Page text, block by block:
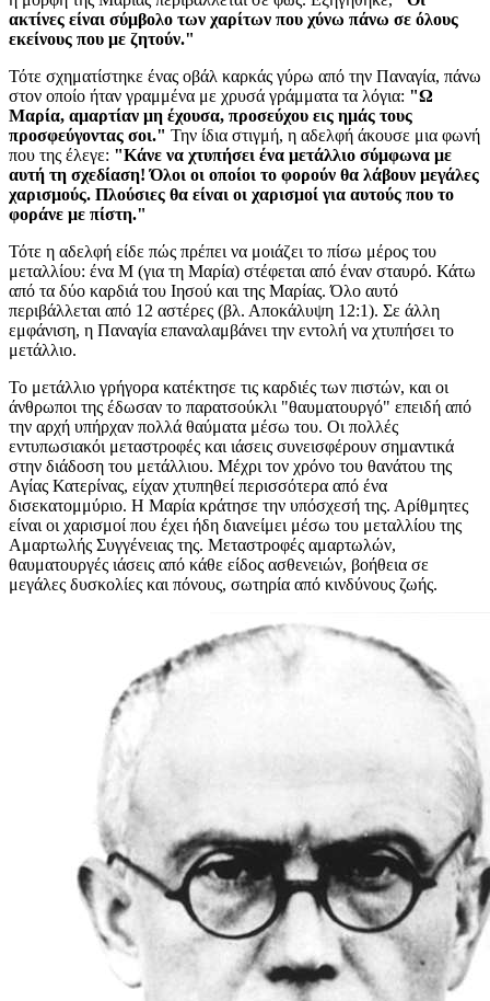
ακτίνες είναι σύμβολο των χαρίτων που χύνω πάνω σε όλους
εκείνους που με ζητούν."
Τότε σχηματίστηκε ένας οβάλ καρκάς γύρω από την Παναγία, πάνω
στον οποίο ήταν γραμμένα με χρυσά γράμματα τα λόγια: "Ω
Μαρία, αμαρτίαν μη έχουσα, προσεύχου εις ημάς τους
προσφεύγοντας σοι." Την ίδια στιγμή, η αδελφή άκουσε μια φωνή
που της έλεγε: "Κάνε να χτυπήσει ένα μετάλλιο σύμφωνα με
αυτή τη σχεδίαση! Όλοι οι οποίοι το φορούν θα λάβουν μεγάλες
χαρισμούς. Πλούσιες θα είναι οι χαρισμοί για αυτούς που το
φοράνε με πίστη."
Τότε η αδελφή είδε πώς πρέπει να μοιάζει το πίσω μέρος του
μεταλλίου: ένα M (για τη Μαρία) στέφεται από έναν σταυρό. Κάτω
από τα δύο καρδιά του Ιησού και της Μαρίας. Όλο αυτό
περιβάλλεται από 12 αστέρες (βλ. Αποκάλυψη 12:1). Σε άλλη
εμφάνιση, η Παναγία επαναλαμβάνει την εντολή να χτυπήσει το
μετάλλιο.
Το μετάλλιο γρήγορα κατέκτησε τις καρδιές των πιστών, και οι
άνθρωποι της έδωσαν το παρατσούκλι "θαυματουργό" επειδή από
την αρχή υπήρχαν πολλά θαύματα μέσω του. Οι πολλές
εντυπωσιακόι μεταστροφές και ιάσεις συνεισφέρουν σημαντικά
στην διάδοση του μετάλλιου. Μέχρι τον χρόνο του θανάτου της
Αγίας Κατερίνας, είχαν χτυπηθεί περισσότερα από ένα
δισεκατομμύριο. Η Μαρία κράτησε την υπόσχεσή της. Αρίθμητες
είναι οι χαρισμοί που έχει ήδη διανείμει μέσω του μεταλλίου της
Αμαρτωλής Συγγένειας της. Μεταστροφές αμαρτωλών,
θαυματουργές ιάσεις από κάθε είδος ασθενειών, βοήθεια σε
μεγάλες δυσκολίες και πόνους, σωτηρία από κινδύνους ζωής.